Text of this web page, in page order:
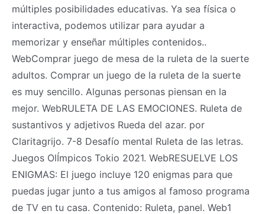
múltiples posibilidades educativas. Ya sea física o
interactiva, podemos utilizar para ayudar a
memorizar y enseñar múltiples contenidos..
WebComprar juego de mesa de la ruleta de la suerte
adultos. Comprar un juego de la ruleta de la suerte
es muy sencillo. Algunas personas piensan en la
mejor. WebRULETA DE LAS EMOCIONES. Ruleta de
sustantivos y adjetivos Rueda del azar. por
Claritagrijo. 7-8 Desafío mental Ruleta de las letras.
Juegos OlÍmpicos Tokio 2021. WebRESUELVE LOS
ENIGMAS: El juego incluye 120 enigmas para que
puedas jugar junto a tus amigos al famoso programa
de TV en tu casa. Contenido: Ruleta, panel. Web1